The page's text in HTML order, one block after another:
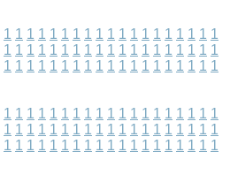
1 1 1 1 1 1 1 1 1 1 1 1 1 1 1 1 1 1 1
1 1 1 1 1 1 1 1 1 1 1 1 1 1 1 1 1 1 1
1 1 1 1 1 1 1 1 1 1 1 1 1 1 1 1 1 1 1
1 1 1 1 1 1 1 1 1 1 1 1 1 1 1 1 1 1 1
1 1 1 1 1 1 1 1 1 1 1 1 1 1 1 1 1 1 1
1 1 1 1 1 1 1 1 1 1 1 1 1 1 1 1 1 1 1